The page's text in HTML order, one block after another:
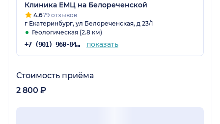
Клиника ЕМЦ на Белореченской
4.679 отзывов
г Екатеринбург, ул Белореченская, д 23/1
Геологическая (2.8 км)
+7 (901) 960-84-27 показать
Стоимость приёма
2 800 ₽